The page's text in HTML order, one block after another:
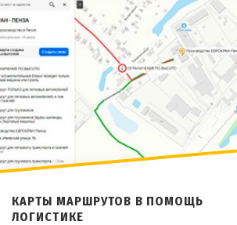
КАРТЫ МАРШРУТОВ В ПОМОЩЬ
ЛОГИСТИКЕ